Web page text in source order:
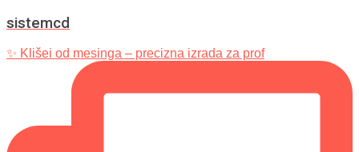
sistemcd
✨ Klišei od mesinga – precizna izrada za prof